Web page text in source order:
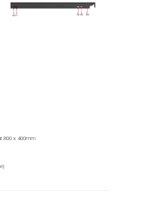
800 x 400mm